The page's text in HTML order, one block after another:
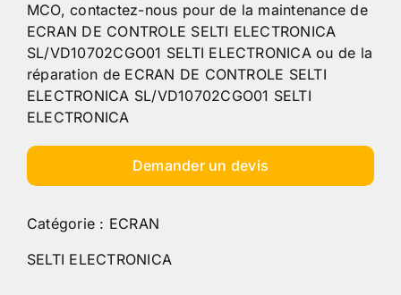
MCO, contactez-nous pour de la maintenance de
ECRAN DE CONTROLE SELTI ELECTRONICA
SL/VD10702CGO01 SELTI ELECTRONICA ou de la
réparation de ECRAN DE CONTROLE SELTI
ELECTRONICA SL/VD10702CGO01 SELTI
ELECTRONICA
Demander un devis
Catégorie : ECRAN
SELTI ELECTRONICA